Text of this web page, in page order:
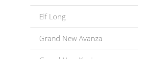
Elf Long
Grand New Avanza